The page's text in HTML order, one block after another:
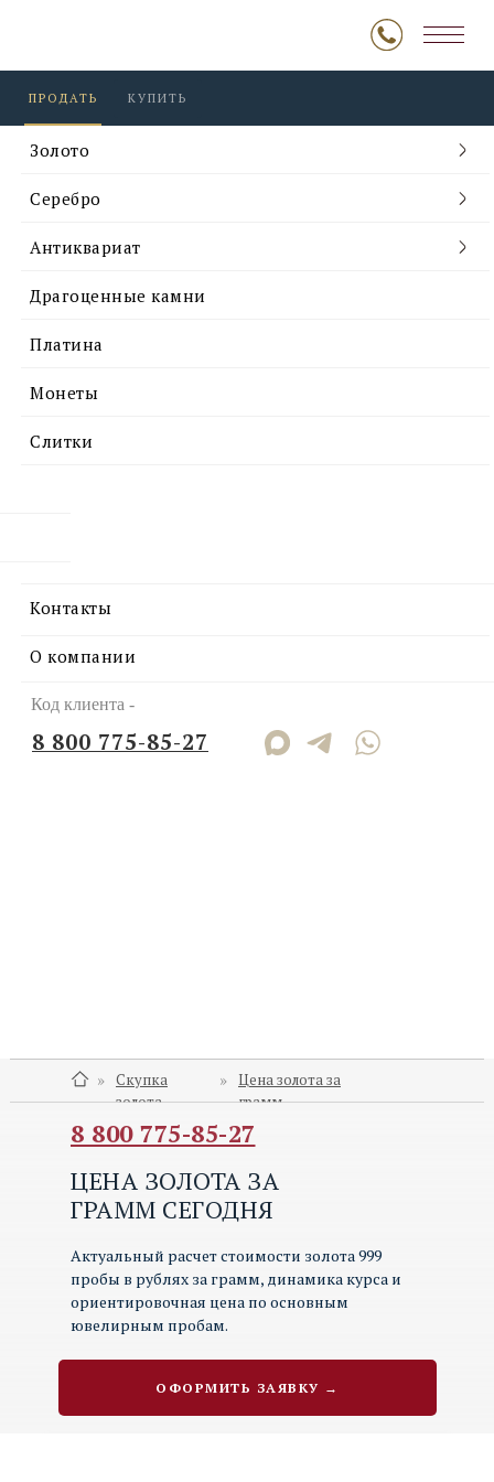
ПРОДАТЬ КУПИТЬ
Золото
Серебро
Антиквариат
Драгоценные камни
Платина
Монеты
Слитки
Контакты
О компании
Код клиента -
8 800 775-85-27
Скупка
золота
Цена золота за
грамм
» »
ЦЕНА ЗОЛОТА ЗА
ГРАММ СЕГОДНЯ
Актуальный расчет стоимости золота 999
пробы в рублях за грамм, динамика курса и
ориентировочная цена по основным
ювелирным пробам.
ОФОРМИТЬ ЗАЯВКУ →
8 800 775-85-27
Золото 999° Золото 585°
USD/RUB Gold
Дневной диапазон золота 999°
10 157.99₽/г 10 456.99
120.99